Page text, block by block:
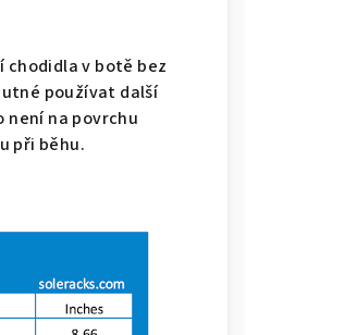
v botě bez
používat další
na povrchu
při běhu.